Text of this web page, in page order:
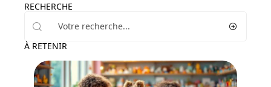
RECHERCHE
À RETENIR